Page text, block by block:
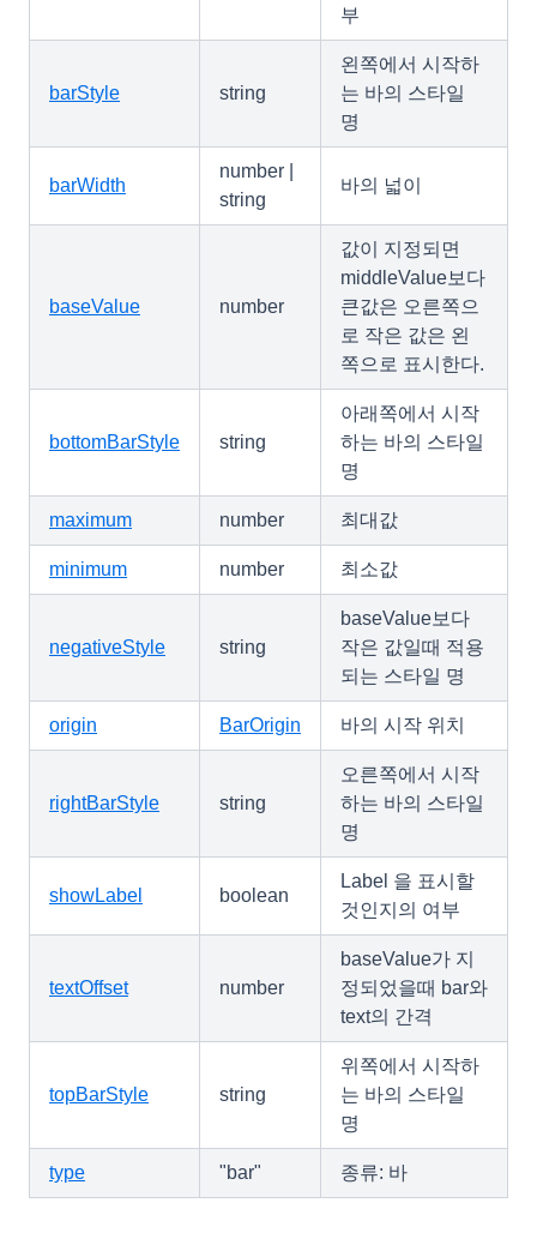
부
barStyle string
왼쪽에서 시작하
는 바의 스타일
명
barWidth
number |
string
바의 넓이
baseValue number
값이 지정되면
middleValue보다
큰값은 오른쪽으
로 작은 값은 왼
쪽으로 표시한다.
bottomBarStyle string
아래쪽에서 시작
하는 바의 스타일
명
maximum number 최대값
minimum number 최소값
negativeStyle string
baseValue보다
작은 값일때 적용
되는 스타일 명
origin BarOrigin 바의 시작 위치
rightBarStyle string
오른쪽에서 시작
하는 바의 스타일
명
showLabel boolean
Label 을 표시할
것인지의 여부
textOffset number
baseValue가 지
정되었을때 bar와
text의 간격
topBarStyle string
위쪽에서 시작하
는 바의 스타일
명
type "bar" 종류: 바